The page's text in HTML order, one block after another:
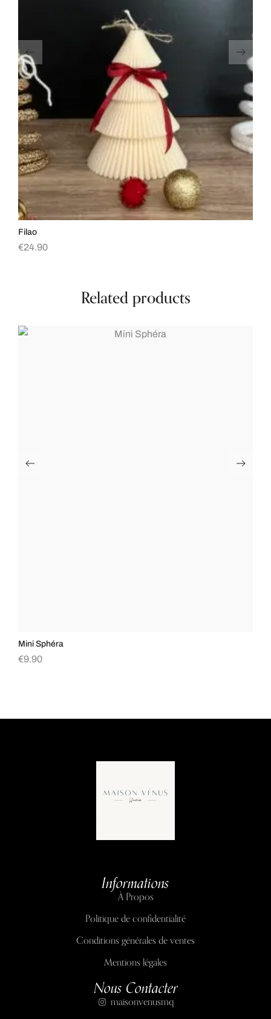
Filao
€24.90
Related products
Mini Sphéra
€9.90
Informations
À Propos
Politique de confidentialité
Conditions générales de ventes
Mentions légales
Nous Contacter
maisonvenusmq